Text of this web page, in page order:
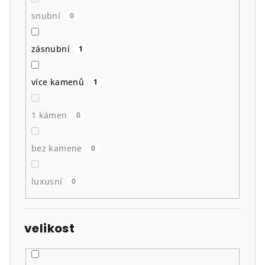
snubní 0
zásnubní 1
více kamenů 1
1 kámen 0
bez kamene 0
luxusní 0
velikost